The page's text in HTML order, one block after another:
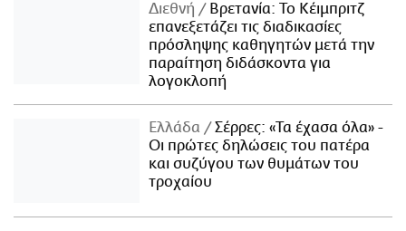
Διεθνή
Βρετανία: Το Κέιμπριτζ
επανεξετάζει τις διαδικασίες
πρόσληψης καθηγητών μετά την
παραίτηση διδάσκοντα για
λογοκλοπή
Ελλάδα
Σέρρες: «Τα έχασα όλα» -
Οι πρώτες δηλώσεις του πατέρα
και συζύγου των θυμάτων του
τροχαίου